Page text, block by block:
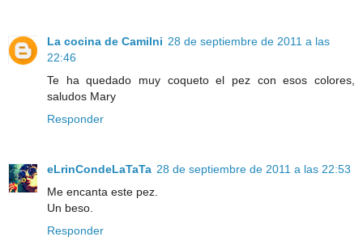
La cocina de Camilni 28 de septiembre de 2011 a las
22:46
Te ha quedado muy coqueto el pez con esos colores,
saludos Mary
Responder
eLrinCondeLaTaTa 28 de septiembre de 2011 a las 22:53
Me encanta este pez.
Un beso.
Responder